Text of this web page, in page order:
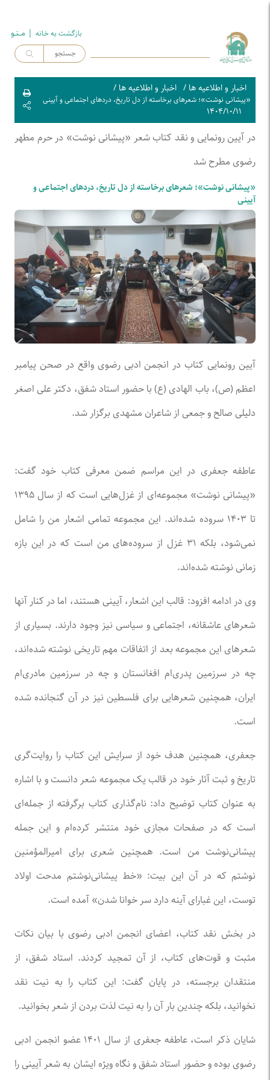
بازگشت به خـانه | مــنـو
اخبار و اطلاعیه ها / اخبار و اطلاعیه ها /
«پیشانی نوشت»؛ شعرهای برخاسته از دل تاریخ، دردهای اجتماعی و آیینی
۱۴۰۴/۱۰/۱۱
در آیین رونمایی و نقد کتاب شعر «پیشانی نوشت» در حرم مطهر
رضوی مطرح شد
«پیشانی نوشت»؛ شعرهای برخاسته از دل تاریخ، دردهای اجتماعی و
آیینی
آیین رونمایی کتاب در انجمن ادبی رضوی واقع در صحن پیامبر
اعظم (ص)، باب الهادی (ع) با حضور استاد شفق، دکتر علی اصغر
دلیلی صالح و جمعی از شاعران مشهدی برگزار شد.
عاطفه جعفری در این مراسم ضمن معرفی کتاب خود گفت:
«پیشانی نوشت» مجموعه‌ای از غزل‌هایی است که از سال ۱۳۹۵
تا ۱۴۰۳ سروده شده‌اند. این مجموعه تمامی اشعار من را شامل
نمی‌شود، بلکه ۳۱ غزل از سروده‌های من است که در این بازه
زمانی نوشته شده‌اند.
وی در ادامه افزود: قالب این اشعار، آیینی هستند، اما در کنار آنها
شعر‌های عاشقانه، اجتماعی و سیاسی نیز وجود دارند. بسیاری از
شعر‌های این مجموعه بعد از اتفاقات مهم تاریخی نوشته شده‌اند،
چه در سرزمین پدری‌ام افغانستان و چه در سرزمین مادری‌ام
ایران، همچنین شعر‌هایی برای فلسطین نیز در آن گنجانده شده
است.
جعفری، همچنین هدف خود از سرایش این کتاب را روایت‌گری
تاریخ و ثبت آثار خود در قالب یک مجموعه شعر دانست و با اشاره
به عنوان کتاب توضیح داد: نام‌گذاری کتاب برگرفته از جمله‌ای
است که در صفحات مجازی خود منتشر کرده‌ام و این جمله
پیشانی‌نوشت من است. همچنین شعری برای امیرالمؤمنین
نوشتم که در آن این بیت: «خط پیشانی‌نوشتم مدحت اولاد
توست، این غبار‌ای آینه دارد سر خوانا شدن» آمده است.
در بخش نقد کتاب، اعضای انجمن ادبی رضوی با بیان نکات
مثبت و قوت‌های کتاب، از آن تمجید کردند. استاد شفق، از
منتقدان برجسته، در پایان گفت: این کتاب را به نیت نقد
نخوانید، بلکه چندین بار آن را به نیت لذت بردن از شعر بخوانید.
شایان ذکر است، عاطفه جعفری از سال ۱۴۰۱ عضو انجمن ادبی
رضوی بوده و حضور استاد شفق و نگاه ویژه ایشان به شعر آیینی را